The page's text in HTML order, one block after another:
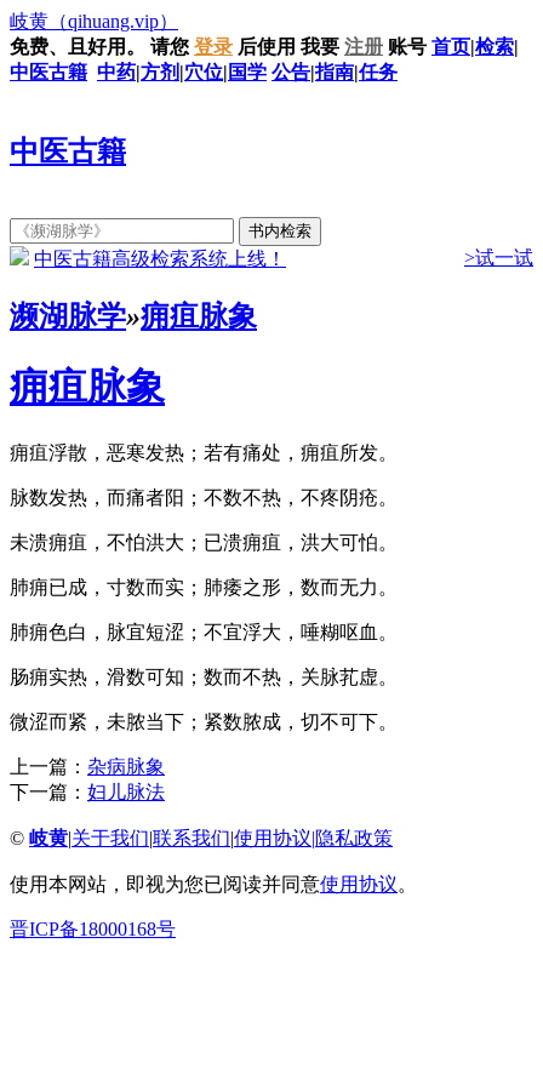
岐黄 （qihuang.vip）
免费、且好用。
请您 登录 后使用 我要 注册 账号 首页|检索|
中医古籍 中药|方剂 |穴位| 国学 公告|指南|任务
中医古籍
中医古籍高级检索系统上线！ >试一试
濒湖脉学»痈疽脉象
痈疽脉象
痈疽浮散，恶寒发热；若有痛处，痈疽所发。
脉数发热，而痛者阳；不数不热，不疼阴疮。
未溃痈疽，不怕洪大；已溃痈疽，洪大可怕。
肺痈已成，寸数而实；肺痿之形，数而无力。
肺痈色白，脉宜短涩；不宜浮大，唾糊呕血。
肠痈实热，滑数可知；数而不热，关脉芤虚。
微涩而紧，未脓当下；紧数脓成，切不可下。
上一篇： 杂病脉象
下一篇： 妇儿脉法
© 岐黄|关于我们|联系我们|使用协议|隐私政策
使用本网站，即视为您已阅读并同意使用协议。
晋ICP备18000168号